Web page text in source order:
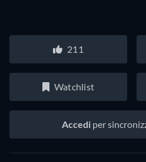
211
Watchlist
Accedi per